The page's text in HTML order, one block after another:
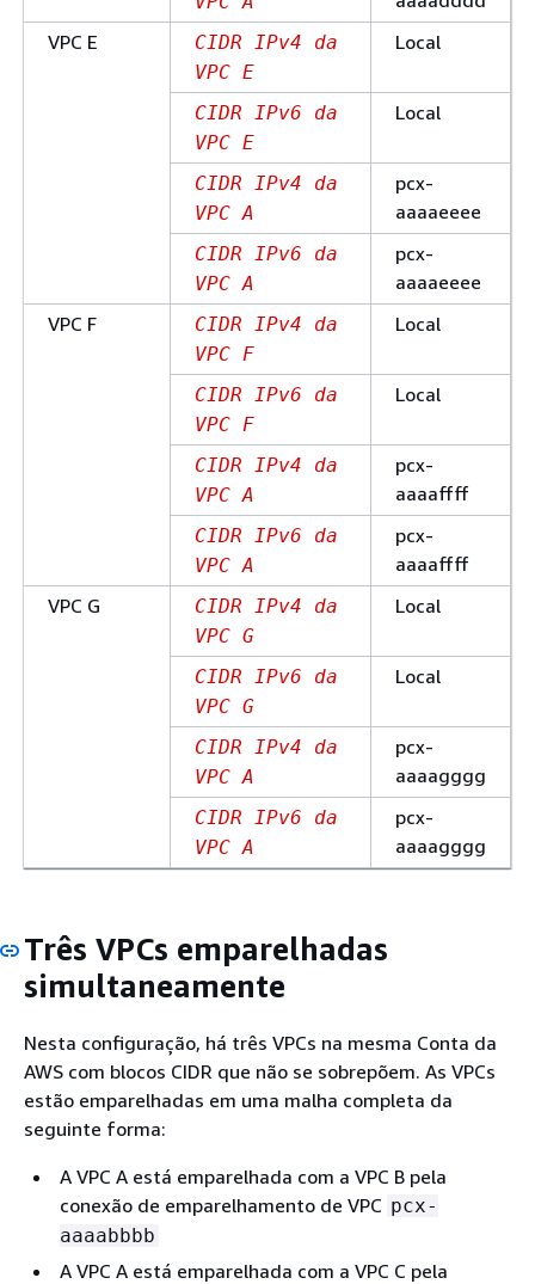
VPC E
CIDR IPv4 da
VPC E
Local
CIDR IPv6 da
VPC E
Local
CIDR IPv4 da
VPC A
pcx-
aaaaeeee
CIDR IPv6 da
VPC A
pcx-
aaaaeeee
VPC F
CIDR IPv4 da
VPC F
Local
CIDR IPv6 da
VPC F
Local
CIDR IPv4 da
VPC A
pcx-
aaaaffff
CIDR IPv6 da
VPC A
pcx-
aaaaffff
VPC G
CIDR IPv4 da
VPC G
Local
CIDR IPv6 da
VPC G
Local
CIDR IPv4 da
VPC A
pcx-
aaaagggg
CIDR IPv6 da
VPC A
pcx-
aaaagggg
Três VPCs emparelhadas
simultaneamente
Nesta configuração, há três VPCs na mesma Conta da
AWS com blocos CIDR que não se sobrepõem. As VPCs
estão emparelhadas em uma malha completa da
seguinte forma:
A VPC A está emparelhada com a VPC B pela
conexão de emparelhamento de VPC pcx-
aaaabbbb
A VPC A está emparelhada com a VPC C pela